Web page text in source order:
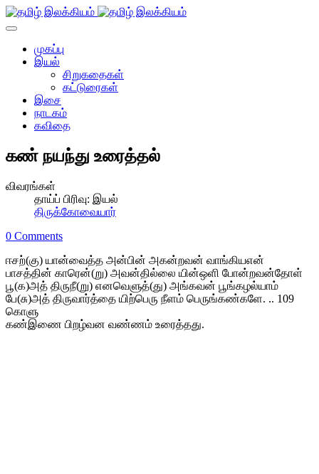
முகப்பு
இயல்
சிறுகதைகள்
கட்டுரைகள்
இசை
நாடகம்
கவிதை
கண் நயந்து உரைத்தல்
விவரங்கள்
தாய்ப் பிரிவு: இயல்
திருக்கோவையார்
0 Comments
ஈசற்(கு) யான்வைத்த அன்பின் அகன்றவன் வாங்கியஎன்
பாசத்தின் காரென்(று) அவன்தில்லை யின்ஒளி போன்றவன்தோள்
பூ(க)அத் திருநீ(று) எனவெளுத்(து) அங்கவன் பூங்கழல்யாம்
பே(சு)அத் திருவார்த்தை யிற்பெரு நீளம் பெருங்கண்களே. .. 109
கொளு
கண்இணை பிறழ்வன வண்ணம் உரைத்தது.